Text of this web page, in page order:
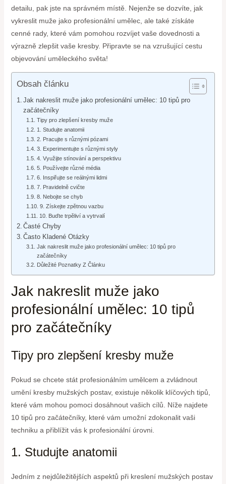
detailu, pak jste na správném místě. Nejenže se dozvíte, jak
vykreslit muže jako profesionální umělec, ale také získáte
cenné rady, které vám pomohou rozvíjet vaše dovednosti a
výrazně zlepšit vaše kresby. Připravte se na vzrušující cestu
objevování uměleckého světa!
Obsah článku
Jak nakreslit muže jako profesionální umělec: 10 tipů pro
začátečníky
Tipy pro zlepšení kresby muže
1. Studujte anatomii
2. Pracujte s různými pózami
3. Experimentujte s různými styly
4. Využijte stínování a perspektivu
5. Používejte různé média
6. Inspiřujte se reálnými lidmi
7. Pravidelně cvičte
8. Nebojte se chyb
9. Získejte zpětnou vazbu
10. Buďte trpěliví a vytrvalí
Časté Chyby
Často Kladené Otázky
Jak nakreslit muže jako profesionální umělec: 10 tipů pro
začátečníky
Důležité Poznatky Z Článku
Jak nakreslit muže jako
profesionální umělec: 10 tipů
pro začátečníky
Tipy pro zlepšení kresby muže
Pokud se chcete stát profesionálním umělcem a zvládnout
umění kresby mužských postav, existuje několik klíčových tipů,
které vám mohou pomoci dosáhnout vašich cílů. Níže najdete
10 tipů pro začátečníky, které vám umožní zdokonalit vaši
techniku a přiblížit vás k profesionální úrovni.
1. Studujte anatomii
Jedním z nejdůležitějších aspektů při kreslení mužských postav